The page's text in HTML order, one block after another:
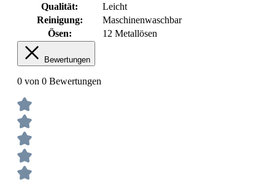
Qualität:
Leicht
Reinigung:
Maschinenwaschbar
Ösen:
12 Metallösen
Bewertungen
0 von 0 Bewertungen